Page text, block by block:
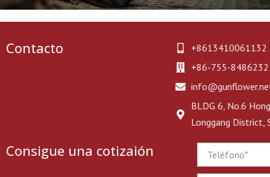
Contacto
+8613410061132
+86-755-
BLDG 6, No.6
Longgang District,
Consigue una cotizaión